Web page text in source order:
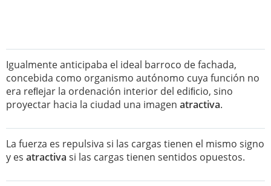
Igualmente anticipaba el ideal barroco de fachada,
concebida como organismo autónomo cuya función no
era reﬂejar la ordenación interior del ediﬁcio, sino
proyectar hacia la ciudad una imagen atractiva.
La fuerza es repulsiva si las cargas tienen el mismo signo
y es atractiva si las cargas tienen sentidos opuestos.